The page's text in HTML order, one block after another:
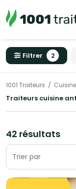
Filtrer 2
1001 Traiteurs
Traiteurs cuisine
42 résultats
Trier par